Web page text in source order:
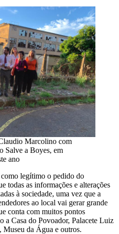
Marcolino com
Salve a Boyes, em
ano
legítimo o pedido do
todas as informações e alterações
à sociedade, uma vez que a
ao local vai gerar grande
conta com muitos pontos
a Casa do Povoador, Palacete Luiz
da Água e outros.